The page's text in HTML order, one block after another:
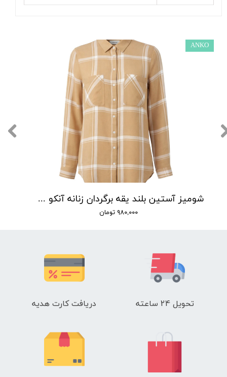
شومیز آستین بلند یقه برگردان زنانه آنکو مدل P00282
۹۸۰,۰۰۰ تومان
ANKO
تحویل 24 ساعته دریافت کارت هدیه